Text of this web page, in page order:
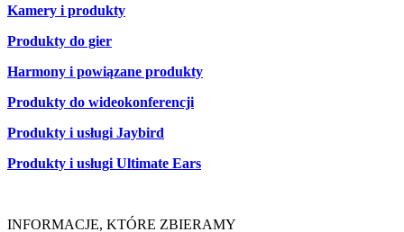
Kamery i produkty
Produkty do gier
Harmony i powiązane produkty
Produkty do wideokonferencji
Produkty i usługi Jaybird
Produkty i usługi Ultimate Ears
INFORMACJE, KTÓRE ZBIERAMY